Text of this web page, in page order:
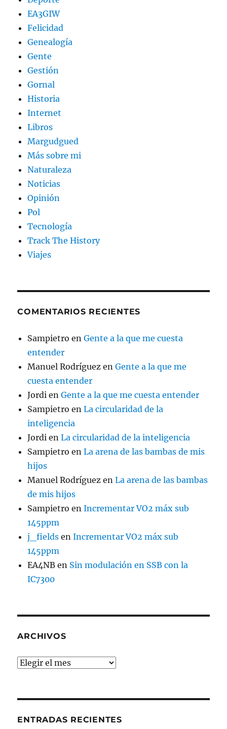
EA3GIW
Felicidad
Genealogía
Gente
Gestión
Gornal
Historia
Internet
Libros
Margudgued
Más sobre mi
Naturaleza
Noticias
Opinión
Pol
Tecnología
Track The History
Viajes
COMENTARIOS RECIENTES
Sampietro enGente a la que me cuesta
entender
Manuel Rodríguez enGente a la que me
cuesta entender
Jordi enGente a la que me cuesta entender
Sampietro enLa circularidad de la
inteligencia
Jordi enLa circularidad de la inteligencia
Sampietro enLa arena de las bambas de mis
hijos
Manuel Rodríguez enLa arena de las bambas
de mis hijos
Sampietro enIncrementar VO2 máx sub
145ppm
j_fields enIncrementar VO2 máx sub
145ppm
EA4NB en Sin modulación en SSB con la
IC7300
ARCHIVOS
Archivos
ENTRADAS RECIENTES